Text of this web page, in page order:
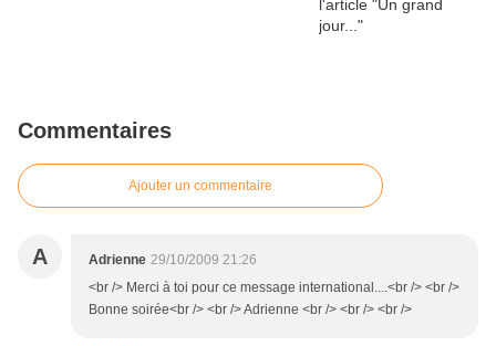
Commentaires
Ajouter un commentaire
A Adrienne 29/10/2009 21:26
<br /> Merci à toi pour ce message international....<br /> <br />
Bonne soirée<br /> <br /> Adrienne <br /> <br /> <br />